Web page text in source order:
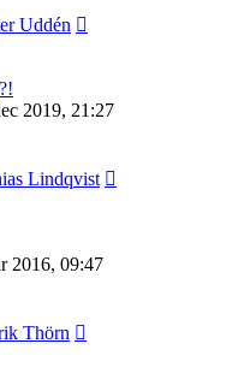
Uddén
2019, 21:27
Lindqvist
2016, 09:47
Thörn